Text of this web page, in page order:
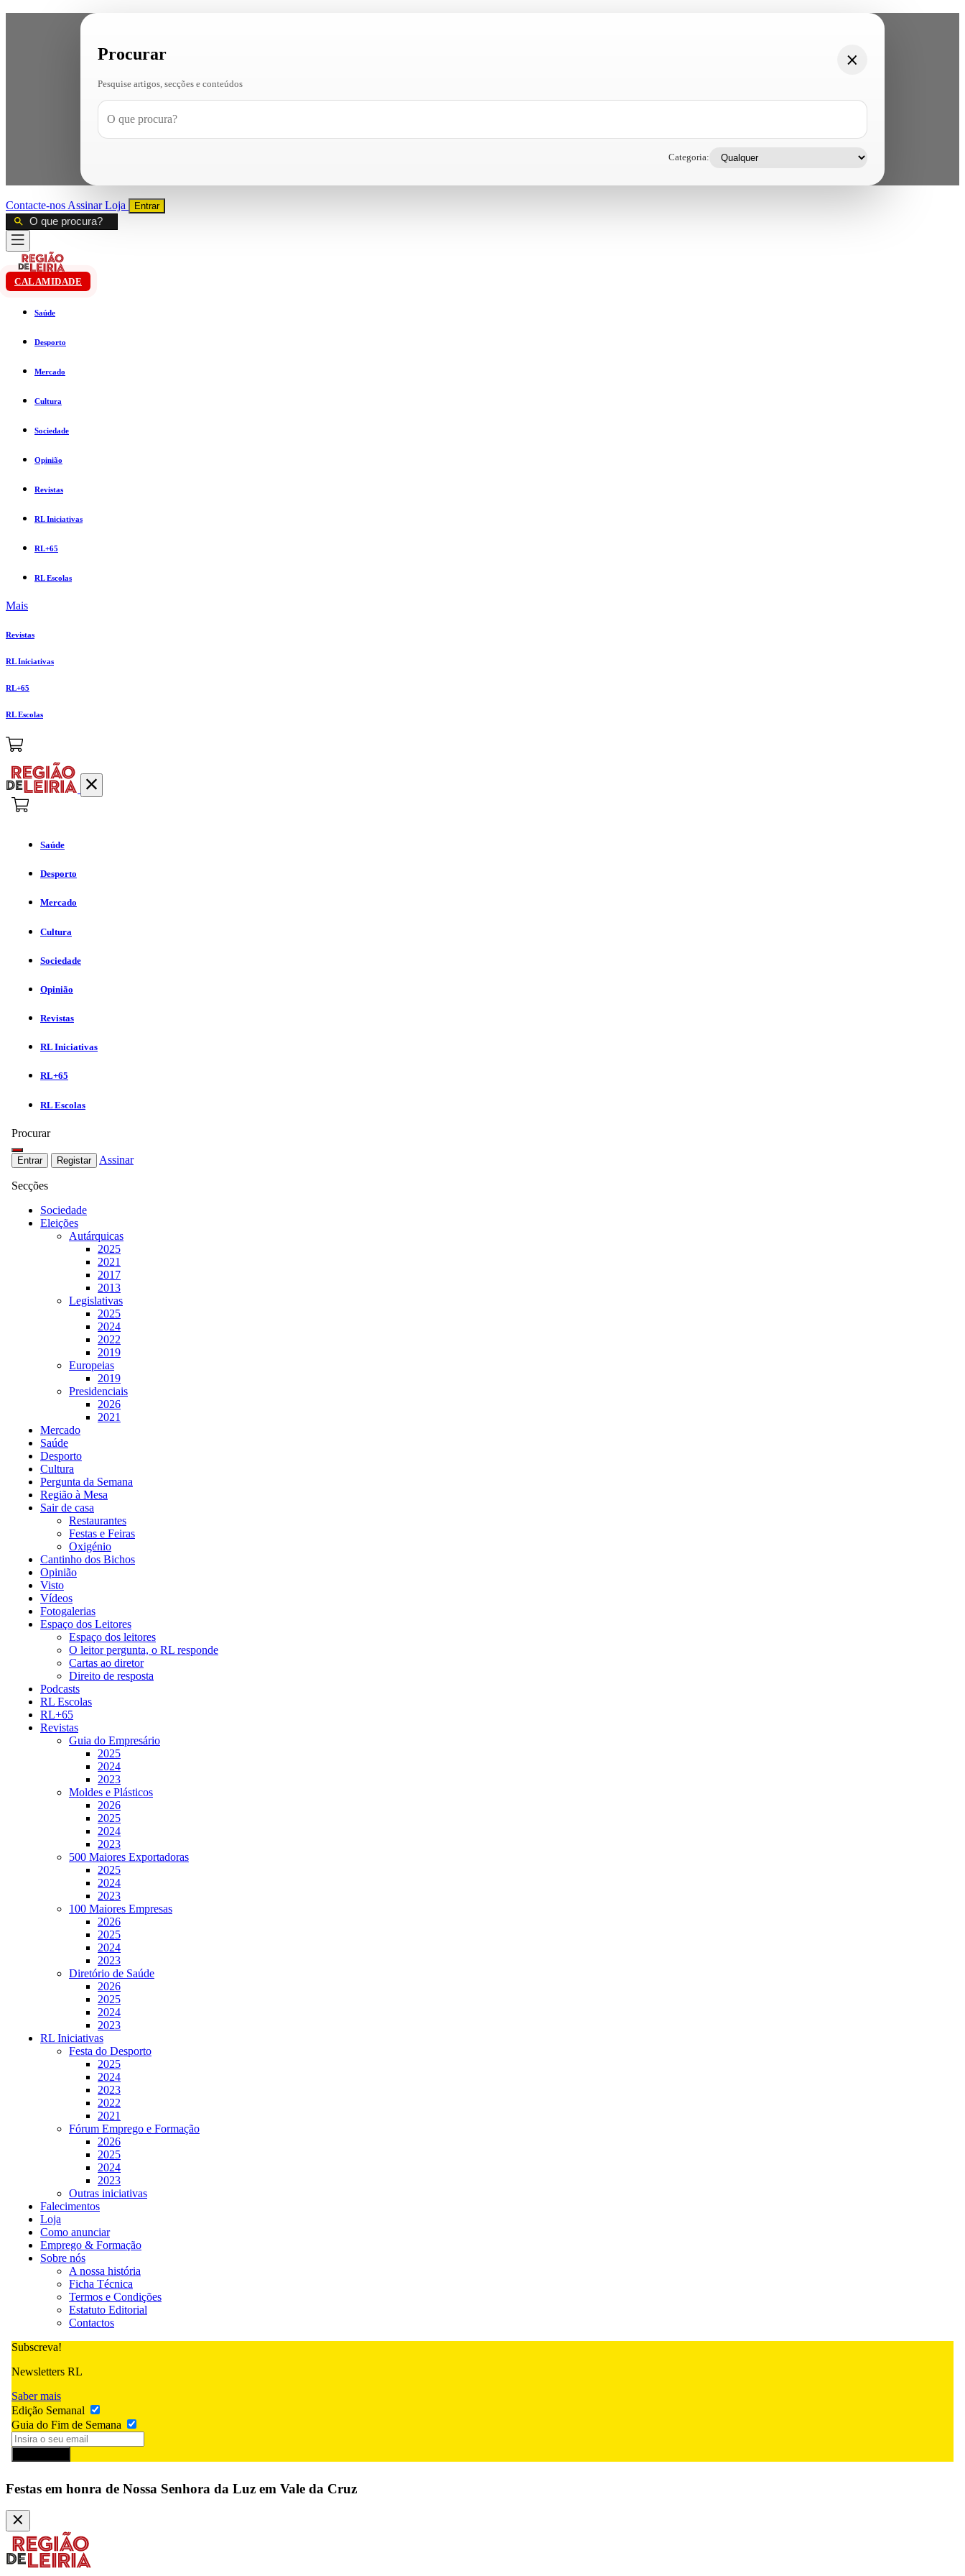
Procurar
Pesquise artigos, secções e conteúdos
Categoria:
Contacte-nos AssinarLoja Entrar
CALAMIDADE
Saúde
Desporto
Mercado
Cultura
Sociedade
Opinião
Revistas
RL Iniciativas
RL+65
RL Escolas
Mais
Revistas
RL Iniciativas
RL+65
RL Escolas
Saúde
Desporto
Mercado
Cultura
Sociedade
Opinião
Revistas
RL Iniciativas
RL+65
RL Escolas
Procurar
Entrar Registar Assinar
Secções
Sociedade
Eleições
Autárquicas
2025
2021
2017
2013
Legislativas
2025
2024
2022
2019
Europeias
2019
Presidenciais
2026
2021
Mercado
Saúde
Desporto
Cultura
Pergunta da Semana
Região à Mesa
Sair de casa
Restaurantes
Festas e Feiras
Oxigénio
Cantinho dos Bichos
Opinião
Visto
Vídeos
Fotogalerias
Espaço dos Leitores
Espaço dos leitores
O leitor pergunta, o RL responde
Cartas ao diretor
Direito de resposta
Podcasts
RL Escolas
RL+65
Revistas
Guia do Empresário
2025
2024
2023
Moldes e Plásticos
2026
2025
2024
2023
500 Maiores Exportadoras
2025
2024
2023
100 Maiores Empresas
2026
2025
2024
2023
Diretório de Saúde
2026
2025
2024
2023
RL Iniciativas
Festa do Desporto
2025
2024
2023
2022
2021
Fórum Emprego e Formação
2026
2025
2024
2023
Outras iniciativas
Falecimentos
Loja
Como anunciar
Emprego & Formação
Sobre nós
A nossa história
Ficha Técnica
Termos e Condições
Estatuto Editorial
Contactos
Subscreva!
Newsletters RL
Saber mais
Edição Semanal
Guia do Fim de Semana
Festas em honra de Nossa Senhora da Luz em Vale da Cruz